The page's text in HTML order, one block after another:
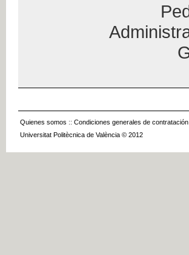
Quienes somos :: Condiciones generales de contratación
Universitat Politècnica de València © 2012